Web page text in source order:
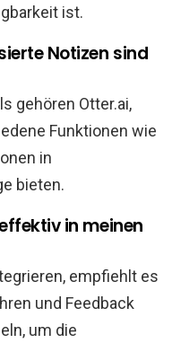
ist.
Notizen sind
gehören Otter.ai,
Funktionen wie
in
bieten.
in meinen
empfiehlt es
und Feedback
um die